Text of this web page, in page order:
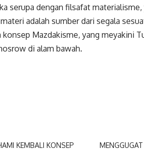
Twitter
serupa dengan filsafat
adalah sumber dari segala
Mazdakisme, yang meyakini
di alam bawah.
KEMBALI KONSEP